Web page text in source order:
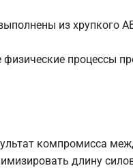
из хрупкого
процессы
компромисса
длину